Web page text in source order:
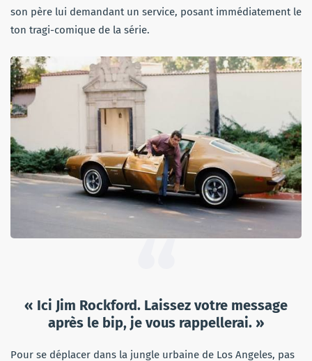
son père lui demandant un service, posant immédiatement le
ton tragi-comique de la série.
« Ici Jim Rockford. Laissez votre message
après le bip, je vous rappellerai. »
Pour se déplacer dans la jungle urbaine de Los Angeles, pas